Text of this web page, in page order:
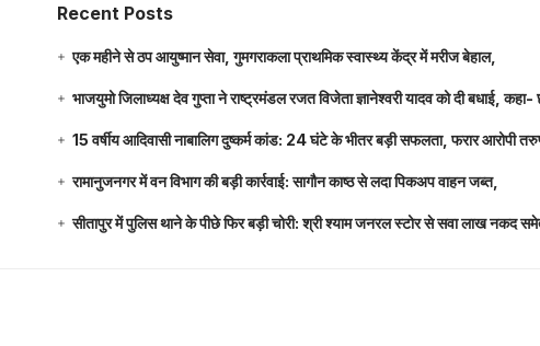
Recent Posts
एक महीने से ठप आयुष्मान सेवा, गुमगराकला प्राथमिक स्वास्थ्य केंद्र में मरीज बेहाल,
भाजयुमो जिलाध्यक्ष देव गुप्ता ने राष्ट्रमंडल रजत विजेता ज्ञानेश्वरी यादव को दी बधाई, कहा-
15 वर्षीय आदिवासी नाबालिग दुष्कर्म कांड: 24 घंटे के भीतर बड़ी सफलता, फरार आरोपी
रामानुजनगर में वन विभाग की बड़ी कार्रवाई: सागौन काष्ठ से लदा पिकअप वाहन जब्त,
सीतापुर में पुलिस थाने के पीछे फिर बड़ी चोरी: श्री श्याम जनरल स्टोर से सवा लाख नकद